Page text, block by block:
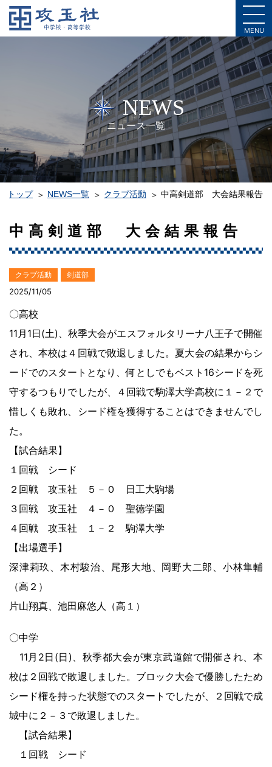
MENU
NEWS
ニュース一覧
トップ NEWS一覧 クラブ活動 中高剣道部 大会結果報告
中高剣道部 大会結果報告
クラブ活動 剣道部
2025/11/05
〇高校
11月1日(土)、秋季大会がエスフォルタリーナ八王子で開催
され、本校は４回戦で敗退しました。夏大会の結果からシ
ードでのスタートとなり、何としでもベスト16シードを死
守するつもりでしたが、４回戦で駒澤大学高校に１－２で
惜しくも敗れ、シード権を獲得することはできませんでし
た。
【試合結果】
１回戦 シード
２回戦 攻玉社 ５－０ 日工大駒場
３回戦 攻玉社 ４－０ 聖徳学園
４回戦 攻玉社 １－２ 駒澤大学
【出場選手】
深津莉玖、木村駿治、尾形大地、岡野大二郎、小林隼輔
（高２）
片山翔真、池田麻悠人（高１）
〇中学
11月2日(日)、秋季都大会が東京武道館で開催され、本
校は２回戦で敗退しました。ブロック大会で優勝したため
シード権を持った状態でのスタートでしたが、２回戦で成
城中に２－３で敗退しました。
【試合結果】
１回戦 シード